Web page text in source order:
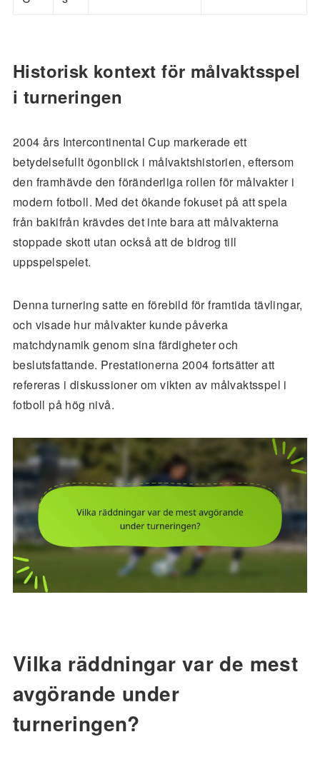
Historisk kontext för målvaktsspel
i turneringen
2004 års Intercontinental Cup markerade ett
betydelsefullt ögonblick i målvaktshistorien, eftersom
den framhävde den föränderliga rollen för målvakter i
modern fotboll. Med det ökande fokuset på att spela
från bakifrån krävdes det inte bara att målvakterna
stoppade skott utan också att de bidrog till
uppspelspelet.
Denna turnering satte en förebild för framtida tävlingar,
och visade hur målvakter kunde påverka
matchdynamik genom sina färdigheter och
beslutsfattande. Prestationerna 2004 fortsätter att
refereras i diskussioner om vikten av målvaktsspel i
fotboll på hög nivå.
Vilka räddningar var de mest
avgörande under
turneringen?